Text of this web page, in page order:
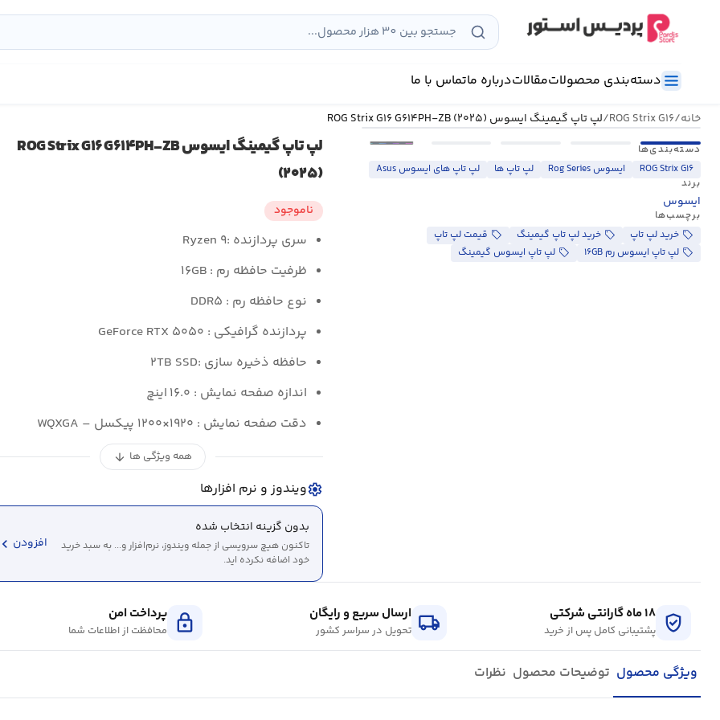
دسته‌بندی محصولاتمقالاتدرباره ماتماس با ما
خانه/ROG Strix G۱۶/لپ تاپ گیمینگ ایسوس ROG Strix G۱۶ G۶۱۴PH-ZB (۲۰۲۵)
•••
دسته‌بندی‌ها
ROG Strix G۱۶
ایسوس Rog Series لپ تاپ ها
لپ تاپ های ایسوس Asus
برند
ایسوس
برچسب‌ها
خرید لپ تاپ
خرید لپ تاپ گیمینگ
قیمت لپ تاپ
لپ تاپ ایسوس رم ۱۶GB
لپ تاپ ایسوس گیمینگ
لپ تاپ گیمینگ ایسوس ROG Strix G۱۶ G۶۱۴PH-ZB
(۲۰۲۵)
ناموجود
سری پردازنده :Ryzen ۹
ظرفیت حافظه رم : ۱۶GB
نوع حافظه رم : DDR۵
پردازنده گرافیکی : GeForce RTX ۵۰۵۰
حافظه ذخیره سازی :۲TB SSD
اندازه صفحه نمایش : ۱۶.۰ اینچ
دقت صفحه نمایش : ۱۹۲۰×۱۲۰۰ پیکسل – WQXGA
همه ویژگی ها arrow_downward
ویندوز و نرم افزارهاsettings
بدون گزینه انتخاب شده
تاکنون هیچ سرویسی از جمله ویندوز، نرم‌افزار و... به سبد خرید
خود اضافه نکرده اید.
افزودن
verified_user ۱۸ ماه گارانتی شرکتی
پشتیبانی کامل پس از خرید local_shipping ارسال سریع و رایگان
تحویل در سراسر کشور lock پرداخت امن
محافظت از اطلاعات شما
ویژگی محصول توضیحات محصول نظرات